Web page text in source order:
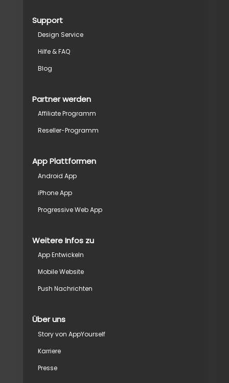
Support
Design Service
Hilfe & FAQ
Blog
Partner werden
Affiliate Programm
Reseller-Programm
App Plattformen
Android App
iPhone App
Progressive Web App
Weitere Infos zu
App Entwickeln
Mobile Website
Push Nachrichten
Über uns
Story von AppYourself
Karriere
Presse